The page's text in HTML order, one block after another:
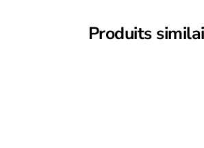
Produits